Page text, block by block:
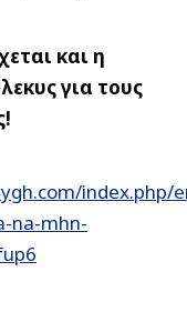
και η
για τους
index.php/
na-mhn-